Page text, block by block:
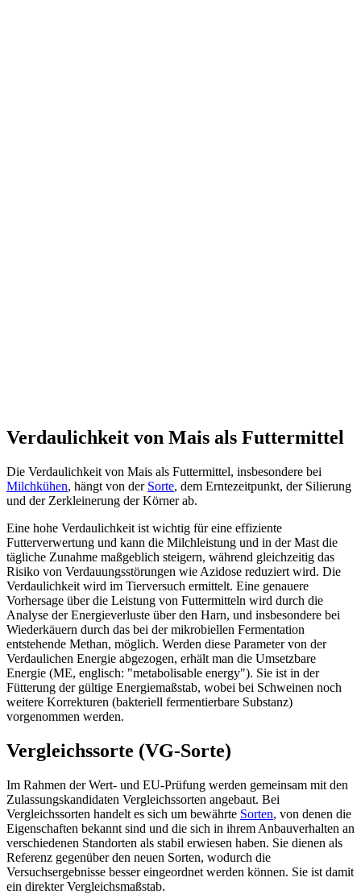
Verdaulichkeit von Mais als Futtermittel
Die Verdaulichkeit von Mais als Futtermittel, insbesondere bei
Milchkühen, hängt von der Sorte, dem Erntezeitpunkt, der Silierung
und der Zerkleinerung der Körner ab.
Eine hohe Verdaulichkeit ist wichtig für eine effiziente
Futterverwertung und kann die Milchleistung und in der Mast die
tägliche Zunahme maßgeblich steigern, während gleichzeitig das
Risiko von Verdauungsstörungen wie Azidose reduziert wird. Die
Verdaulichkeit wird im Tierversuch ermittelt. Eine genauere
Vorhersage über die Leistung von Futtermitteln wird durch die
Analyse der Energieverluste über den Harn, und insbesondere bei
Wiederkäuern durch das bei der mikrobiellen Fermentation
entstehende Methan, möglich. Werden diese Parameter von der
Verdaulichen Energie abgezogen, erhält man die Umsetzbare
Energie (ME, englisch: "metabolisable energy"). Sie ist in der
Fütterung der gültige Energiemaßstab, wobei bei Schweinen noch
weitere Korrekturen (bakteriell fermentierbare Substanz)
vorgenommen werden.
Vergleichssorte (VG-Sorte)
Im Rahmen der Wert- und EU-Prüfung werden gemeinsam mit den
Zulassungskandidaten Vergleichssorten angebaut. Bei
Vergleichssorten handelt es sich um bewährte Sorten, von denen die
Eigenschaften bekannt sind und die sich in ihrem Anbauverhalten an
verschiedenen Standorten als stabil erwiesen haben. Sie dienen als
Referenz gegenüber den neuen Sorten, wodurch die
Versuchsergebnisse besser eingeordnet werden können. Sie ist damit
ein direkter Vergleichsmaßstab.